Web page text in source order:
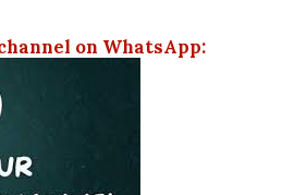
on WhatsApp: